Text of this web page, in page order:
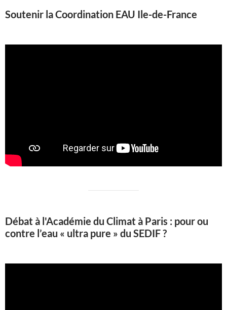
Soutenir la Coordination EAU Ile-de-France
Débat à l'Académie du Climat à Paris : pour ou
contre l’eau « ultra pure » du SEDIF ?